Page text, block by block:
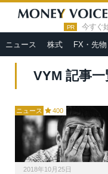
PR 今すぐ
ニュース 株式 FX・先物
HOME » VYM
VYM 記事一
ニュース 400
2018年10月25日